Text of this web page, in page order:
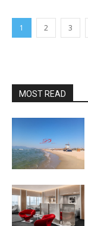
1 2 3
MOST READ